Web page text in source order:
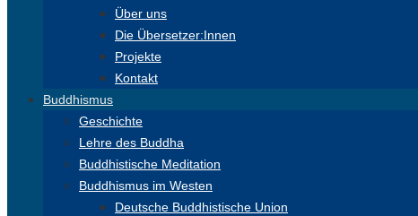
Über uns
Die Übersetzer:Innen
Projekte
Kontakt
Buddhismus
Geschichte
Lehre des Buddha
Buddhistische Meditation
Buddhismus im Westen
Deutsche Buddhistische Union